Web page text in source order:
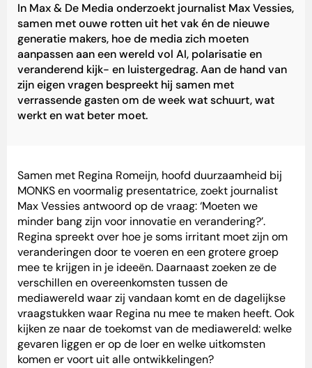
In Max & De Media onderzoekt journalist Max Vessies,
samen met ouwe rotten uit het vak én de nieuwe
generatie makers, hoe de media zich moeten
aanpassen aan een wereld vol AI, polarisatie en
veranderend kijk- en luistergedrag. Aan de hand van
zijn eigen vragen bespreekt hij samen met
verrassende gasten om de week wat schuurt, wat
werkt en wat beter moet.
Samen met Regina Romeijn, hoofd duurzaamheid bij
MONKS en voormalig presentatrice, zoekt journalist
Max Vessies antwoord op de vraag: ‘Moeten we
minder bang zijn voor innovatie en verandering?’.
Regina spreekt over hoe je soms irritant moet zijn om
veranderingen door te voeren en een grotere groep
mee te krijgen in je ideeën. Daarnaast zoeken ze de
verschillen en overeenkomsten tussen de
mediawereld waar zij vandaan komt en de dagelijkse
vraagstukken waar Regina nu mee te maken heeft. Ook
kijken ze naar de toekomst van de mediawereld: welke
gevaren liggen er op de loer en welke uitkomsten
komen er voort uit alle ontwikkelingen?